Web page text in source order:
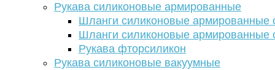
Рукава силиконовые армированные
Шланги силиконовые армированные
Шланги силиконовые армированные
Рукава фторсиликон
Рукава силиконовые вакуумные